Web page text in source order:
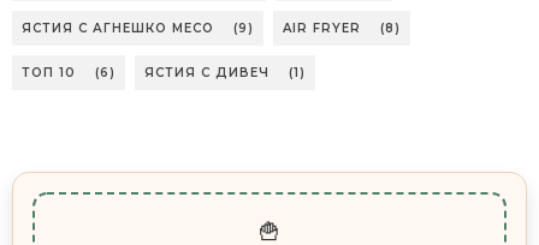
ЯСТИЯ С АГНЕШКО МЕСО (9) AIR FRYER (8)
ТОП 10 (6) ЯСТИЯ С ДИВЕЧ (1)
🍟